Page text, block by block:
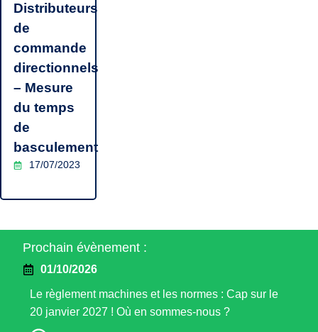
Distributeurs
de
commande
directionnels
– Mesure
du temps
de
basculement
17/07/2023
Prochain évènement :
01/10/2026
Le règlement machines et les normes : Cap sur le
20 janvier 2027 ! Où en sommes-nous ?